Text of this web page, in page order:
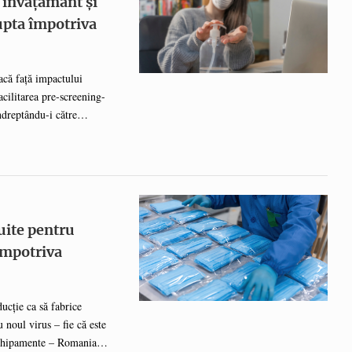
împotriva
față impactului
pre-screening-
i către
software-ul
continuitatea
pentru
ca să fabrice
noul virus – fie că este
– Romanian